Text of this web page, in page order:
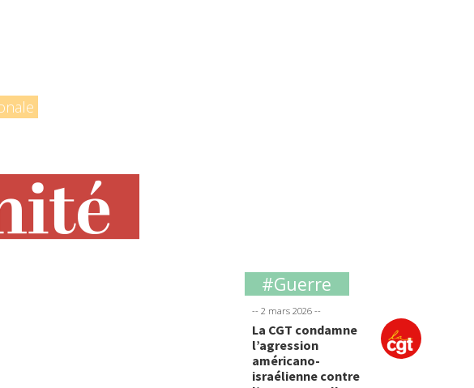
#Guerre
-- 2 mars 2026 --
La CGT condamne
l’agression
américano-
israélienne contre